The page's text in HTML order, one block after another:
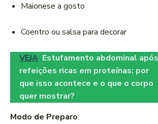
Maionese a gosto
Coentro ou salsa para decorar
VEJA Estufamento abdominal após
refeições ricas em proteínas: por
que isso acontece e o que o corpo
quer mostrar?
Modo de Preparo: